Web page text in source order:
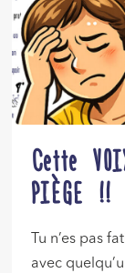
Cette
PIÈGE !!
Tu n’es pas
avec